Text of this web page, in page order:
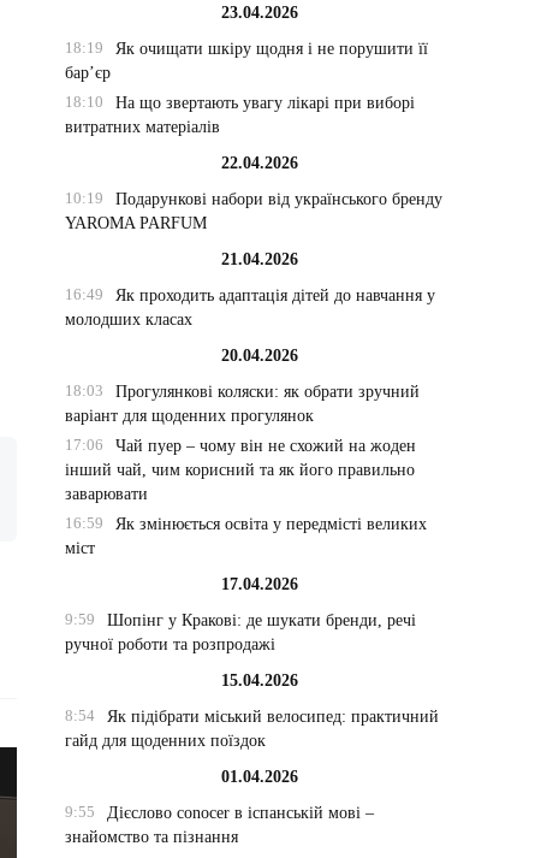
23.04.2026
18:19
Як очищати шкіру щодня і не порушити її
бар’єр
18:10
На що звертають увагу лікарі при виборі
витратних матеріалів
22.04.2026
10:19
Подарункові набори від українського бренду
YAROMA PARFUM
21.04.2026
16:49
Як проходить адаптація дітей до навчання у
молодших класах
20.04.2026
18:03
Прогулянкові коляски: як обрати зручний
варіант для щоденних прогулянок
17:06
Чай пуер – чому він не схожий на жоден
інший чай, чим корисний та як його правильно
заварювати
16:59
Як змінюється освіта у передмісті великих
міст
17.04.2026
9:59
Шопінг у Кракові: де шукати бренди, речі
ручної роботи та розпродажі
15.04.2026
8:54
Як підібрати міський велосипед: практичний
гайд для щоденних поїздок
01.04.2026
9:55
Дієслово conocer в іспанській мові –
знайомство та пізнання